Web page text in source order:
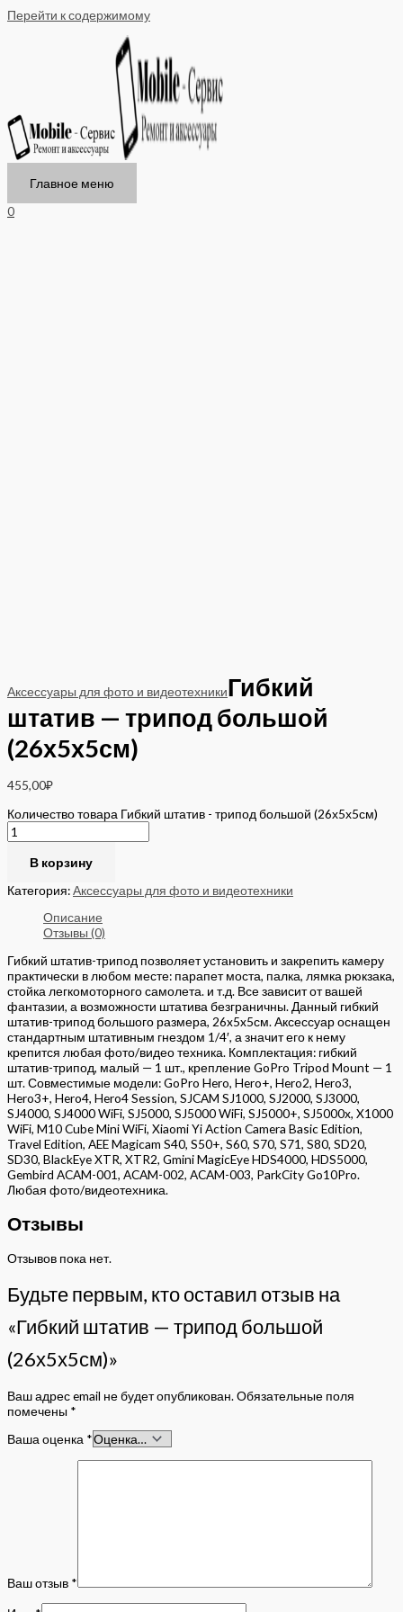
Перейти к содержимому
Главное меню
0
Аксессуары для фото и видеотехникиГибкий
штатив — трипод большой
(26х5х5см)
455,00₽
Количество товара Гибкий штатив - трипод большой (26х5х5см)
В корзину
Категория:Аксессуары для фото и видеотехники
Описание
Отзывы (0)
Гибкий штатив-трипод позволяет установить и закрепить камеру
практически в любом месте: парапет моста, палка, лямка рюкзака,
стойка легкомоторного самолета. и т.д. Все зависит от вашей
фантазии, а возможности штатива безграничны. Данный гибкий
штатив-трипод большого размера, 26x5x5см. Аксессуар оснащен
стандартным штативным гнездом 1/4′, а значит его к нему
крепится любая фото/видео техника. Комплектация: гибкий
штатив-трипод, малый — 1 шт., крепление GoPro Tripod Mount — 1
шт. Совместимые модели: GoPro Hero, Hero+, Hero2, Hero3,
Hero3+, Hero4, Hero4 Session, SJCAM SJ1000, SJ2000, SJ3000,
SJ4000, SJ4000 WiFi, SJ5000, SJ5000 WiFi, SJ5000+, SJ5000x, X1000
WiFi, M10 Cube Mini WiFi, Xiaomi Yi Action Camera Basic Edition,
Travel Edition, AEE Magicam S40, S50+, S60, S70, S71, S80, SD20,
SD30, BlackEye XTR, XTR2, Gmini MagicEye HDS4000, HDS5000,
Gembird ACAM-001, ACAM-002, ACAM-003, ParkCity Go10Pro.
Любая фото/видеотехника.
Отзывы
Отзывов пока нет.
Будьте первым, кто оставил отзыв на
«Гибкий штатив — трипод большой
(26х5х5см)»
Ваш адрес email не будет опубликован.Обязательные поля
помечены *
Ваша оценка *
Ваш отзыв *